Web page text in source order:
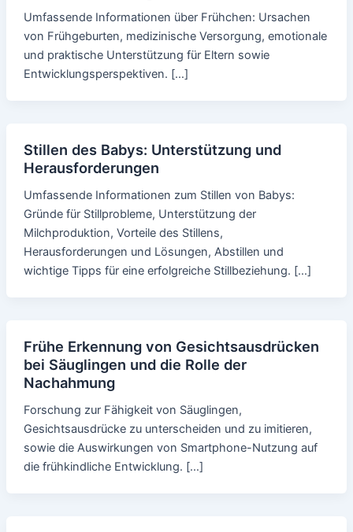
Umfassende Informationen über Frühchen: Ursachen
von Frühgeburten, medizinische Versorgung, emotionale
und praktische Unterstützung für Eltern sowie
Entwicklungsperspektiven. […]
Stillen des Babys: Unterstützung und
Herausforderungen
Umfassende Informationen zum Stillen von Babys:
Gründe für Stillprobleme, Unterstützung der
Milchproduktion, Vorteile des Stillens,
Herausforderungen und Lösungen, Abstillen und
wichtige Tipps für eine erfolgreiche Stillbeziehung. […]
Frühe Erkennung von Gesichtsausdrücken
bei Säuglingen und die Rolle der
Nachahmung
Forschung zur Fähigkeit von Säuglingen,
Gesichtsausdrücke zu unterscheiden und zu imitieren,
sowie die Auswirkungen von Smartphone-Nutzung auf
die frühkindliche Entwicklung. […]